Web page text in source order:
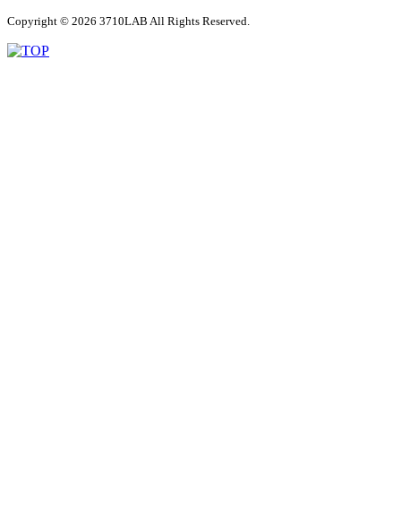
Copyright © 2026 3710LAB All Rights Reserved.